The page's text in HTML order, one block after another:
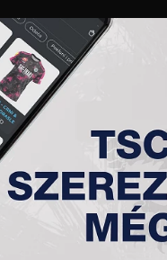
AKADÉMIA NŐI CSAPAT